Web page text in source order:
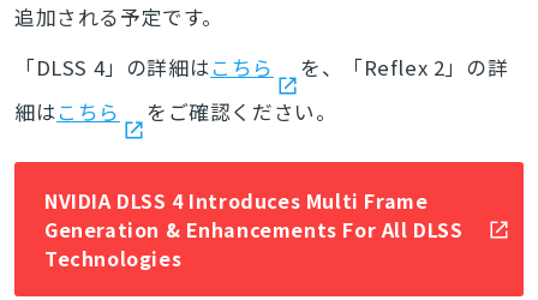
追加される予定です。
「DLSS 4」の詳細はこちら
を、「Reflex 2」の詳
細はこちら をご確認ください。
NVIDIA DLSS 4 Introduces Multi Frame
Generation & Enhancements For All DLSS
Technologies